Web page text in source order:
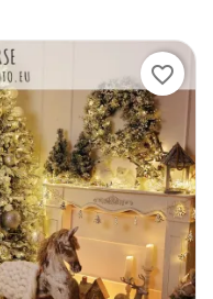
favorite_border